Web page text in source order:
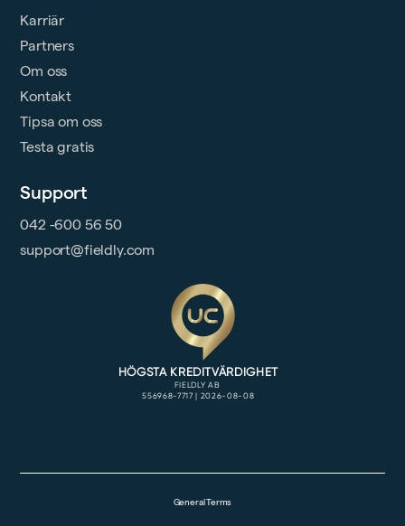
Support
042 -600 56 50
support@fieldly.com
Karriär
Partners
Om oss
Kontakt
Tipsa om oss
Testa gratis
General Terms